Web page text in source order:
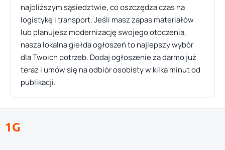
najbliższym sąsiedztwie, co oszczędza czas na
logistykę i transport. Jeśli masz zapas materiałów
lub planujesz modernizację swojego otoczenia,
nasza lokalna giełda ogłoszeń to najlepszy wybór
dla Twoich potrzeb. Dodaj ogłoszenie za darmo już
teraz i umów się na odbiór osobisty w kilka minut od
publikacji.
1G